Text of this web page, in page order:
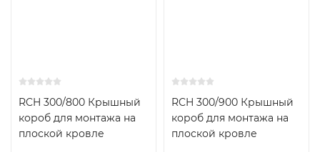
RCH 300/800 Крышный
короб для монтажа на
плоской кровле
RCH 300/900 Крышный
короб для монтажа на
плоской кровле